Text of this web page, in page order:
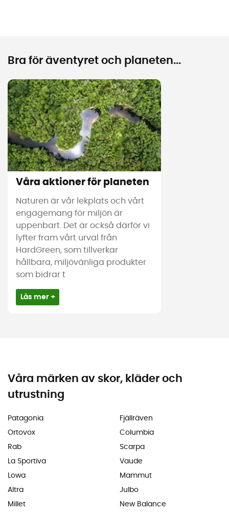
Bra för äventyret och planeten...
Våra aktioner för planeten
Naturen är vår lekplats och vårt
engagemang för miljön är
uppenbart. Det är också därför vi
lyfter fram vårt urval från
HardGreen, som tillverkar
hållbara, miljövänliga produkter
som bidrar t
Läs mer +
Våra märken av skor, kläder och
utrustning
Patagonia
Ortovox
Rab
La Sportiva
Lowa
Altra
Millet
Fjällräven
Columbia
Scarpa
Vaude
Mammut
Julbo
New Balance